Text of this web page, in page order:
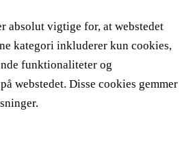
absolut vigtige for, at webstedet
kategori inkluderer kun cookies,
funktionaliteter og
webstedet. Disse cookies gemmer